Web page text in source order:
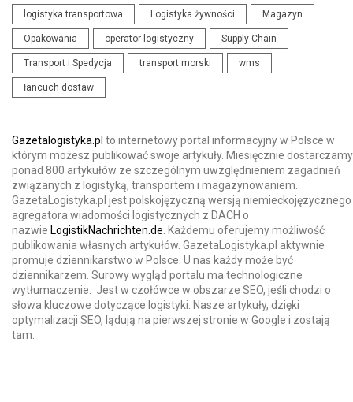
logistyka transportowa Logistyka żywności Magazyn
Opakowania operator logistyczny Supply Chain
Transport i Spedycja transport morski wms
łancuch dostaw
Gazetalogistyka.pl to internetowy portal informacyjny w Polsce w
którym możesz publikować swoje artykuły. Miesięcznie dostarczamy
ponad 800 artykułów ze szczególnym uwzględnieniem zagadnień
związanych z logistyką, transportem i magazynowaniem.
GazetaLogistyka.pl jest polskojęzyczną wersją niemieckojęzycznego
agregatora wiadomości logistycznych z DACH o
nazwie LogistikNachrichten.de. Każdemu oferujemy możliwość
publikowania własnych artykułów. GazetaLogistyka.pl aktywnie
promuje dziennikarstwo w Polsce. U nas każdy może być
dziennikarzem. Surowy wygląd portalu ma technologiczne
wytłumaczenie. Jest w czołówce w obszarze SEO, jeśli chodzi o
słowa kluczowe dotyczące logistyki. Nasze artykuły, dzięki
optymalizacji SEO, lądują na pierwszej stronie w Google i zostają
tam.